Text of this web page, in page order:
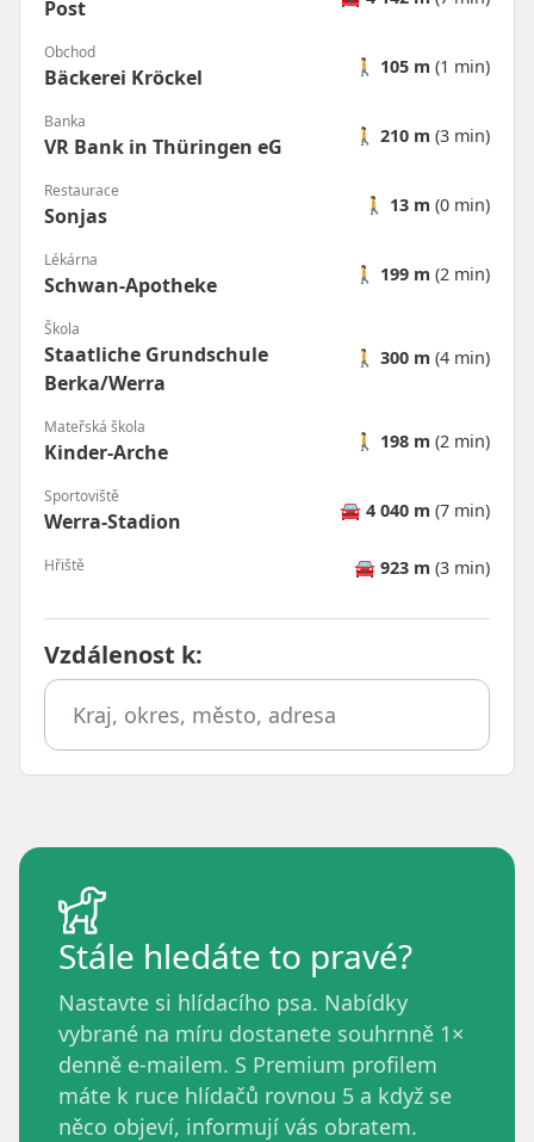
Post
Obchod
Bäckerei Kröckel 🚶 105 m (1 min)
Banka
VR Bank in Thüringen eG 🚶 210 m (3 min)
Restaurace
Sonjas 🚶 13 m (0 min)
Lékárna
Schwan-Apotheke 🚶 199 m (2 min)
Škola
Staatliche Grundschule
Berka/Werra
🚶 300 m (4 min)
Mateřská škola
Kinder-Arche 🚶 198 m (2 min)
Sportoviště
Werra-Stadion 🚘 4 040 m (7 min)
Hřiště 🚘 923 m (3 min)
Vzdálenost k:
Stále hledáte to pravé?
Nastavte si hlídacího psa. Nabídky
vybrané na míru dostanete souhrnně 1×
denně e-mailem. S Premium profilem
máte k ruce hlídačů rovnou 5 a když se
něco objeví, informují vás obratem.